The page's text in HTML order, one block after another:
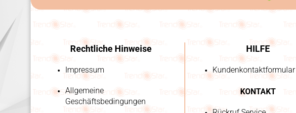
Rechtliche Hinweise
Impressum
Allgemeine
Geschäftsbedingungen
HILFE
Kundenkontaktformular
KONTAKT